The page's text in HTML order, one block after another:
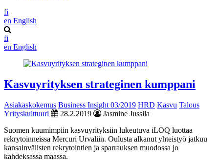
fi
en English
fi
en English
Kasvuyrityksen strateginen kumppani
Asiakaskokemus Business Insight 03/2019 HRD Kasvu Talous
Yrityskulttuuri
28.2.2019
Jasmine Jussila
Suomen kuumimpiin kasvuyrityksiin lukeutuva iLOQ luottaa
rekrytoinneissa Mercuri Urvaliin. Oulusta alkanut yhteistyö jatkuu
kansainvälisten rekrytointien ja sparrauksen muodossa jo
kahdeksassa maassa.